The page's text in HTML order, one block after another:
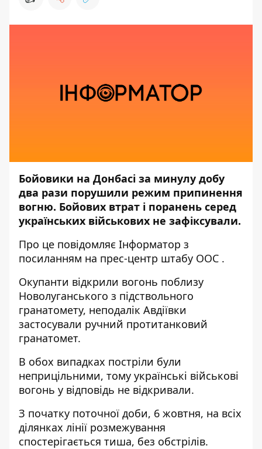
Бойовики на Донбасі за минулу добу
два рази порушили режим припинення
вогню. Бойових втрат і поранень серед
українських військових не зафіксували.
Про це повідомляє Інформатор з
посиланням на прес-центр штабу ООС .
Окупанти відкрили вогонь поблизу
Новолуганського з підствольного
гранатомету, неподалік Авдіївки
застосували ручний протитанковий
гранатомет.
В обох випадках постріли були
неприцільними, тому українські військові
вогонь у відповідь не відкривали.
З початку поточної доби, 6 жовтня, на всіх
ділянках лінії розмежування
спостерігається тиша, без обстрілів.